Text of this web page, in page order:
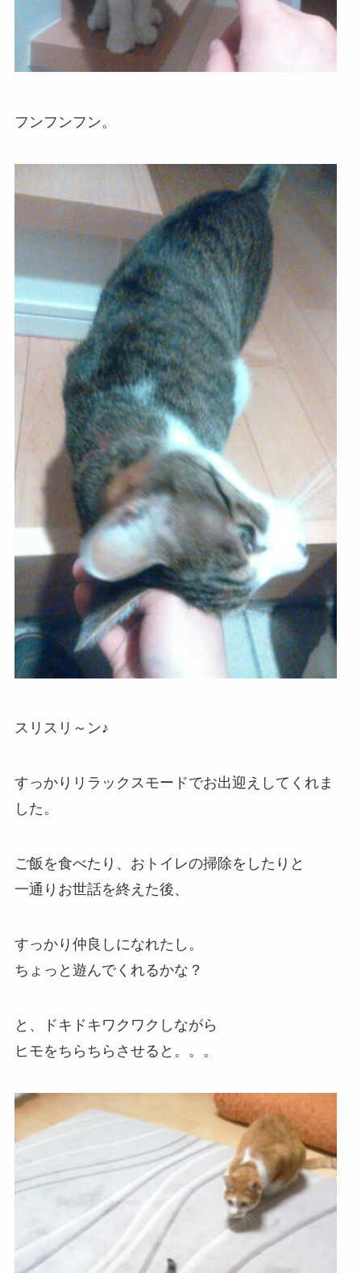
フンフンフン。
スリスリ～ン♪
すっかりリラックスモードでお出迎えしてくれま
した。
ご飯を食べたり、おトイレの掃除をしたりと
一通りお世話を終えた後、
すっかり仲良しになれたし。
ちょっと遊んでくれるかな？
と、ドキドキワクワクしながら
ヒモをちらちらさせると。。。